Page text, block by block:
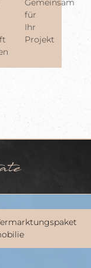
Gemeinsam
für
Ihr
Projekt